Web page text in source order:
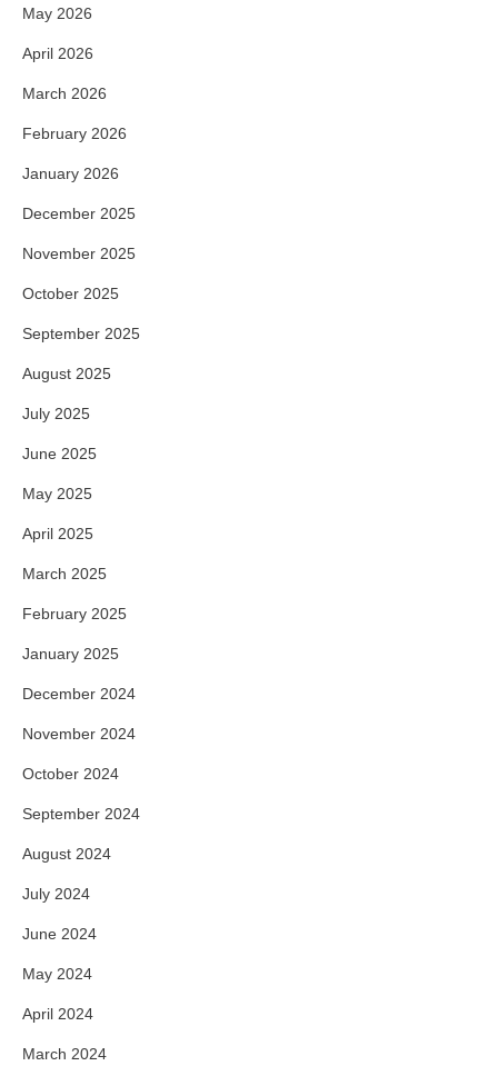
May 2026
April 2026
March 2026
February 2026
January 2026
December 2025
November 2025
October 2025
September 2025
August 2025
July 2025
June 2025
May 2025
April 2025
March 2025
February 2025
January 2025
December 2024
November 2024
October 2024
September 2024
August 2024
July 2024
June 2024
May 2024
April 2024
March 2024